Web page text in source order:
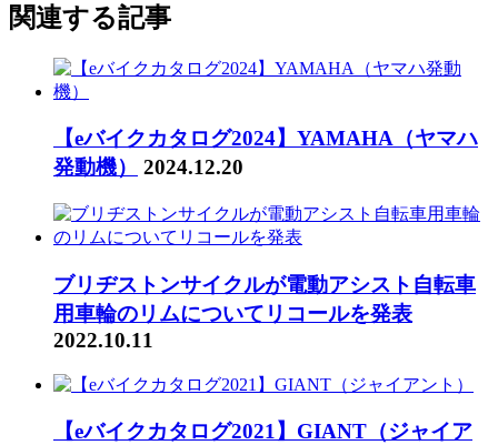
関連する記事
【eバイクカタログ2024】YAMAHA（ヤマハ
発動機）
2024.12.20
ブリヂストンサイクルが電動アシスト自転車
用車輪のリムについてリコールを発表
2022.10.11
【eバイクカタログ2021】GIANT（ジャイア